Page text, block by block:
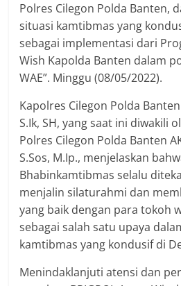
Polres Cilegon Polda Banten,
situasi kamtibmas yang
sebagai implementasi dari
Wish Kapolda Banten dalam
WAE”. Minggu (08/05/2022).
Kapolres Cilegon Polda
S.Ik, SH, yang saat ini diwakili
Polres Cilegon Polda Banten
S.Sos, M.Ip., menjelaskan
Bhabinkamtibmas selalu
menjalin silaturahmi dan
yang baik dengan para tokoh
sebagai salah satu upaya
kamtibmas yang kondusif di
Menindaklanjuti atensi dan